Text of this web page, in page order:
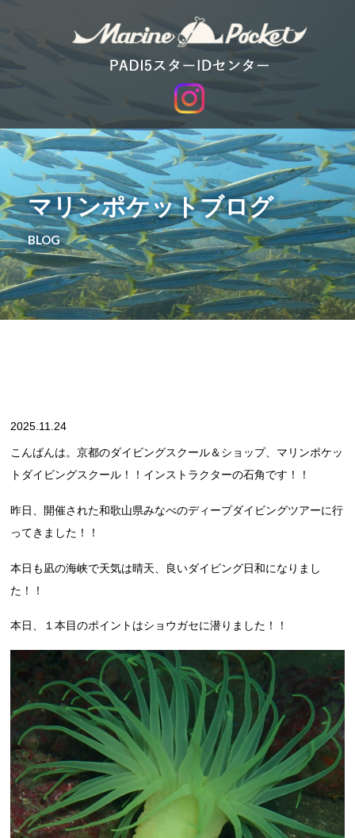
マリンポケットブログ
BLOG
2025.11.24
こんばんは。京都のダイビングスクール＆ショップ、マリンポケッ
トダイビングスクール！！インストラクターの石角です！！
昨日、開催された和歌山県みなべのディープダイビングツアーに行
ってきました！！
本日も凪の海峡で天気は晴天、良いダイビング日和になりまし
た！！
本日、１本目のポイントはショウガセに潜りました！！